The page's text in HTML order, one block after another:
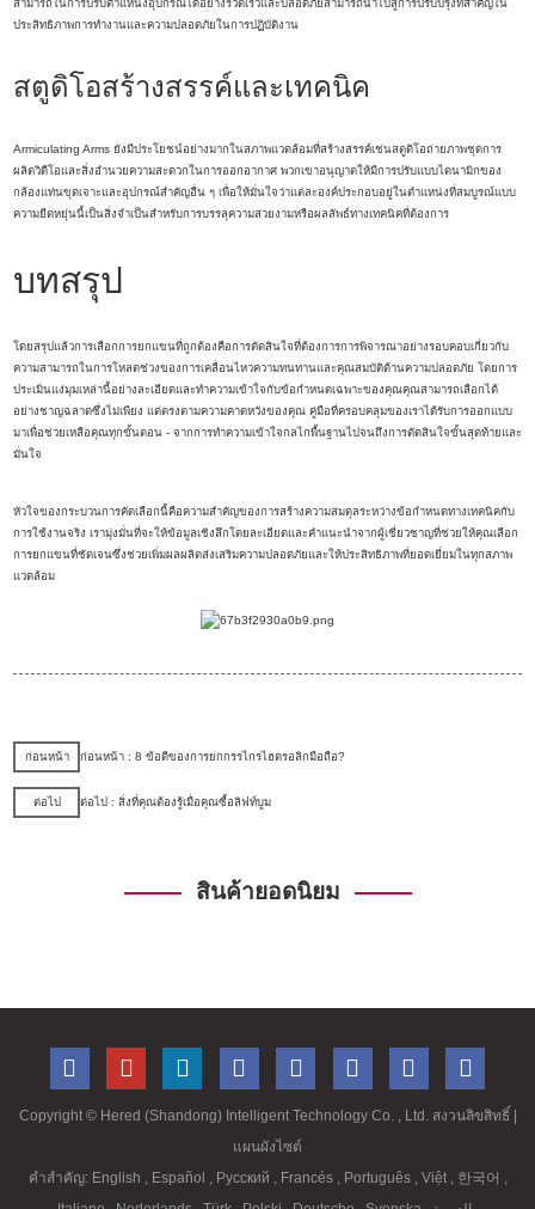
สามารถในการปรับตำแหน่งอุปกรณ์ได้อย่างรวดเร็วและปลอดภัยสามารถนำไปสู่การปรับปรุงที่สำคัญใน
ประสิทธิภาพการทำงานและความปลอดภัยในการปฏิบัติงาน
สตูดิโอสร้างสรรค์และเทคนิค
Armiculating Arms ยังมีประโยชน์อย่างมากในสภาพแวดล้อมที่สร้างสรรค์เช่นสตูดิโอถ่ายภาพชุดการ
ผลิตวิดีโอและสิ่งอำนวยความสะดวกในการออกอากาศ พวกเขาอนุญาตให้มีการปรับแบบไดนามิกของ
กล้องแท่นขุดเจาะและอุปกรณ์สำคัญอื่น ๆ เพื่อให้มั่นใจว่าแต่ละองค์ประกอบอยู่ในตำแหน่งที่สมบูรณ์แบบ
ความยืดหยุ่นนี้เป็นสิ่งจำเป็นสำหรับการบรรลุความสวยงามหรือผลลัพธ์ทางเทคนิคที่ต้องการ
บทสรุป
โดยสรุปแล้วการเลือกการยกแขนที่ถูกต้องคือการตัดสินใจที่ต้องการการพิจารณาอย่างรอบคอบเกี่ยวกับ
ความสามารถในการโหลดช่วงของการเคลื่อนไหวความทนทานและคุณสมบัติด้านความปลอดภัย โดยการ
ประเมินแง่มุมเหล่านี้อย่างละเอียดและทำความเข้าใจกับข้อกำหนดเฉพาะของคุณคุณสามารถเลือกได้
อย่างชาญฉลาดซึ่งไม่เพียง แต่ตรงตามความคาดหวังของคุณ คู่มือที่ครอบคลุมของเราได้รับการออกแบบ
มาเพื่อช่วยเหลือคุณทุกขั้นตอน - จากการทำความเข้าใจกลไกพื้นฐานไปจนถึงการตัดสินใจขั้นสุดท้ายและ
มั่นใจ
หัวใจของกระบวนการคัดเลือกนี้คือความสำคัญของการสร้างความสมดุลระหว่างข้อกำหนดทางเทคนิคกับ
การใช้งานจริง เรามุ่งมั่นที่จะให้ข้อมูลเชิงลึกโดยละเอียดและคำแนะนำจากผู้เชี่ยวชาญที่ช่วยให้คุณเลือก
การยกแขนที่ชัดเจนซึ่งช่วยเพิ่มผลผลิตส่งเสริมความปลอดภัยและให้ประสิทธิภาพที่ยอดเยี่ยมในทุกสภาพ
แวดล้อม
ก่อนหน้า ก่อนหน้า : 8 ข้อดีของการยกกรรไกรไฮดรอลิกมือถือ?
ต่อไป ต่อไป : สิ่งที่คุณต้องรู้เมื่อคุณซื้อลิฟท์บูม
สินค้ายอดนิยม
Copyright © Hered (Shandong) Intelligent Technology Co. , Ltd. สงวนลิขสิทธิ์
แผนผังไซต์
คำสำคัญ: English , Español , Русский , Francés , Português , Việt , 한국어 ,